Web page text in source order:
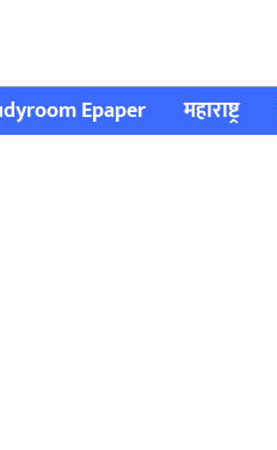
Epaper महाराष्ट्र